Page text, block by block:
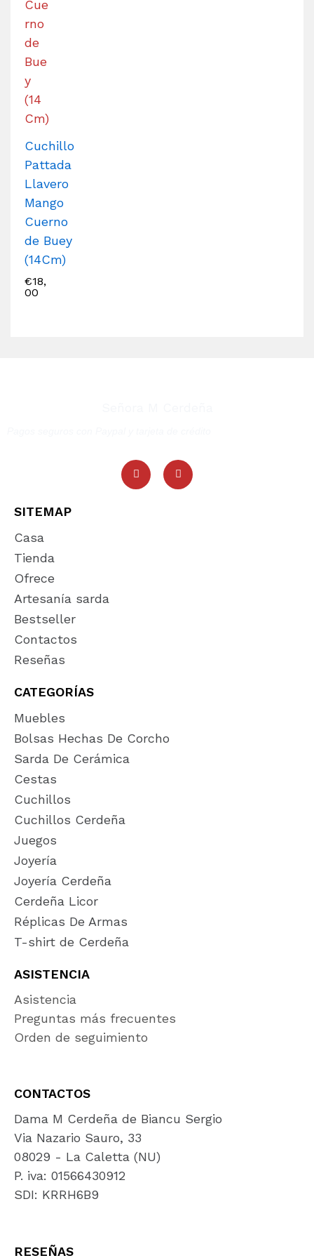
Cuchillo
Pattada
Llavero
Mango
Cuerno
de Buey
(14Cm)
€18,
00
SITEMAP
Casa
Tienda
Ofrece
Artesanía sarda
Bestseller
Contactos
Reseñas
CATEGORÍAS
Muebles
Bolsas Hechas De Corcho
Sarda De Cerámica
Cestas
Cuchillos
Cuchillos Cerdeña
Juegos
Joyería
Joyería Cerdeña
Cerdeña Licor
Réplicas De Armas
T-shirt de Cerdeña
ASISTENCIA
Asistencia
Preguntas más frecuentes
Orden de seguimiento
CONTACTOS
Dama M Cerdeña de Biancu Sergio
Via Nazario Sauro, 33
08029 - La Caletta (NU)
P. iva: 01566430912
SDI: KRRH6B9
RESEÑAS